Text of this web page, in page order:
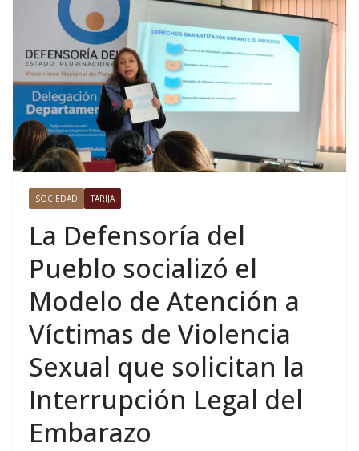
SOCIEDAD TARIJA
La Defensoría del
Pueblo socializó el
Modelo de Atención a
Víctimas de Violencia
Sexual que solicitan la
Interrupción Legal del
Embarazo